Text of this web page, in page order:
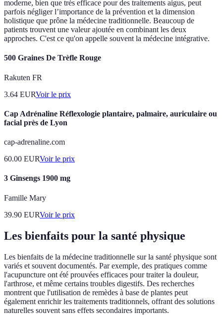
moderne, bien que très efficace pour des traitements aigus, peut
parfois négliger l’importance de la prévention et la dimension
holistique que prône la médecine traditionnelle. Beaucoup de
patients trouvent une valeur ajoutée en combinant les deux
approches. C'est ce qu'on appelle souvent la médecine intégrative.
500 Graines De Trèfle Rouge
Rakuten FR
3.64 EURVoir le prix
Cap Adrénaline Réflexologie plantaire, palmaire, auriculaire ou
facial près de Lyon
cap-adrenaline.com
60.00 EURVoir le prix
3 Ginsengs 1900 mg
Famille Mary
39.90 EURVoir le prix
Les bienfaits pour la santé physique
Les bienfaits de la médecine traditionnelle sur la santé physique sont
variés et souvent documentés. Par exemple, des pratiques comme
l'acupuncture ont été prouvées efficaces pour traiter la douleur,
l'arthrose, et même certains troubles digestifs. Des recherches
montrent que l'utilisation de remèdes à base de plantes peut
également enrichir les traitements traditionnels, offrant des solutions
naturelles souvent sans effets secondaires importants.